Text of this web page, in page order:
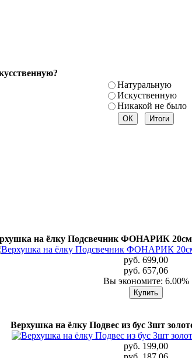
Натуральную
Искуственную
Никакой не было
на ёлку Подсвечник ФОНАРИК 20см
руб. 699,00
руб. 657,06
Вы экономите: 6.00%
Верхушка на ёлку Подвес из бус 3шт
руб. 199,00